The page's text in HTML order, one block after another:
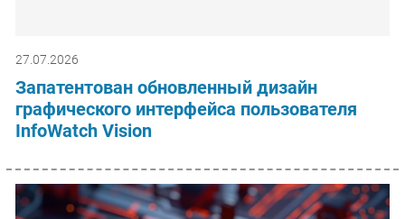
27.07.2026
Запатентован обновленный дизайн
графического интерфейса пользователя
InfoWatch Vision